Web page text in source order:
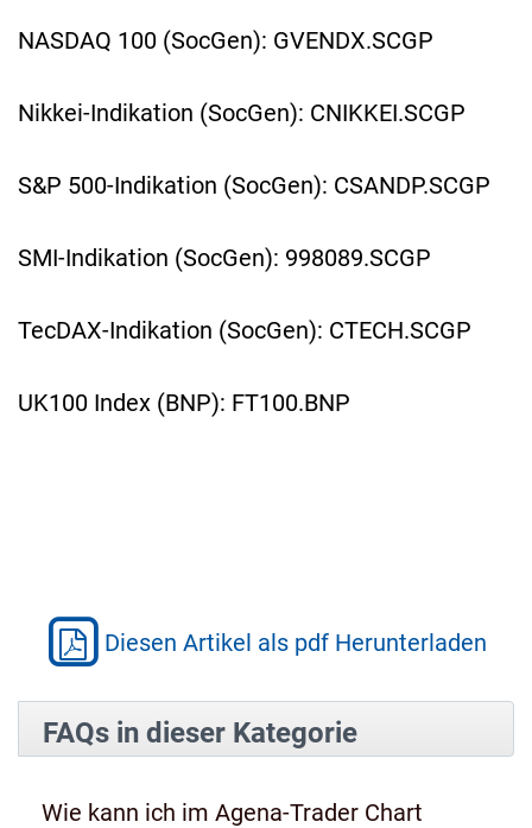
NASDAQ 100 (SocGen): GVENDX.SCGP
Nikkei-Indikation (SocGen): CNIKKEI.SCGP
S&P 500-Indikation (SocGen): CSANDP.SCGP
SMI-Indikation (SocGen): 998089.SCGP
TecDAX-Indikation (SocGen): CTECH.SCGP
UK100 Index (BNP): FT100.BNP
Diesen Artikel als pdf Herunterladen
FAQs in dieser Kategorie
Wie kann ich im Agena-Trader Chart